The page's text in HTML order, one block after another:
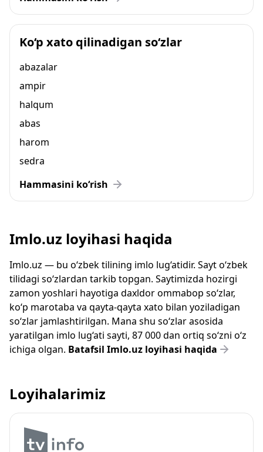
Ko‘p xato qilinadigan so‘zlar
abazalar
ampir
halqum
abas
harom
sedra
Hammasini ko‘rish
Imlo.uz loyihasi haqida
Imlo.uz — bu o‘zbek tilining imlo lug‘atidir. Sayt o‘zbek
tilidagi so‘zlardan tarkib topgan. Saytimizda hozirgi
zamon yoshlari hayotiga daxldor ommabop so‘zlar,
ko‘p marotaba va qayta-qayta xato bilan yoziladigan
so‘zlar jamlashtirilgan. Mana shu so‘zlar asosida
yaratilgan imlo lug‘ati sayti, 87 000 dan ortiq so‘zni o‘z
ichiga olgan. Batafsil Imlo.uz loyihasi haqida
Loyihalarimiz